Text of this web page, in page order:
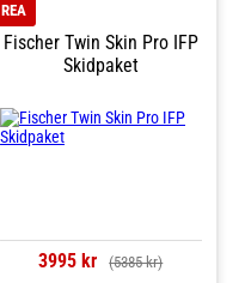
Fischer Twin Skin Pro IFP
Skidpaket
REA
3995 kr (5385 kr)